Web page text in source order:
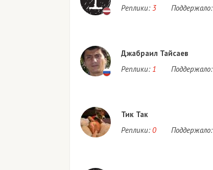
Реплики: 3 Поддержало:
Джабраил Тайсаев
Реплики: 1 Поддержало:
Тик Так
Реплики: 0 Поддержало: